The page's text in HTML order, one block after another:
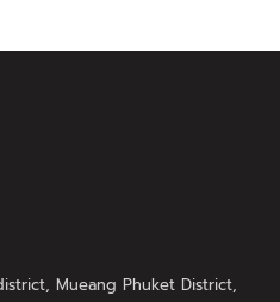
Mueang Phuket District,